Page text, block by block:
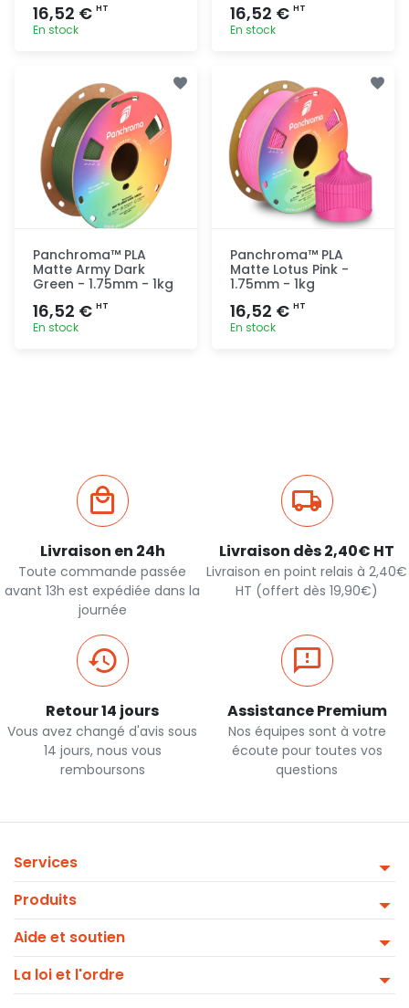
16,52 € HT
En stock
rapide
16,52 € HT
En stock
rapide
Panchroma™ PLA
Matte Army Dark
Green - 1.75mm - 1kg
16,52 € HT
En stock
Panchroma™ PLA
Matte Lotus Pink -
1.75mm - 1kg
16,52 € HT
En stock
Livraison en 24h
Toute commande passée
avant 13h est expédiée dans la
journée
Livraison dès 2,40€ HT
Livraison en point relais à 2,40€
HT (offert dès 19,90€)
Retour 14 jours
Vous avez changé d'avis sous
14 jours, nous vous
remboursons
Assistance Premium
Nos équipes sont à votre
écoute pour toutes vos
questions
Services
Produits
Aide et soutien
La loi et l'ordre